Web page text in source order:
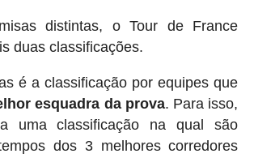
distintas, o Tour de France
duas classificações.
é a classificação por equipes que
esquadra da prova. Para isso,
uma classificação na qual são
dos 3 melhores corredores